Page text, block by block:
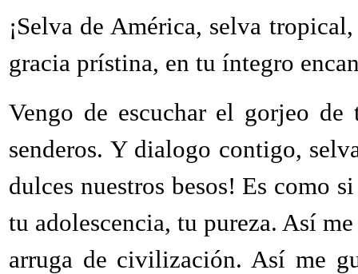
¡Selva de América, selva
gracia prístina, en tu íntegro
Vengo de escuchar el gorjeo de
senderos. Y dialogo contigo,
dulces nuestros besos! Es como
tu adolescencia, tu pureza. Así
arruga de civilización. Así me